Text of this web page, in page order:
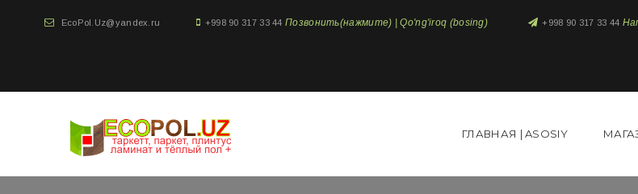
EcoPol.Uz@yandex.ru +998 90 317 33 44 Позвонить(нажмите) | Qo'ng'iroq (bosing) +998 90 317 33 44
ГЛАВНАЯ | ASOSIY